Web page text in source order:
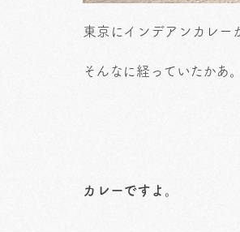
東京にインデアンカレー
そんなに経っていたかあ。
カレーですよ。